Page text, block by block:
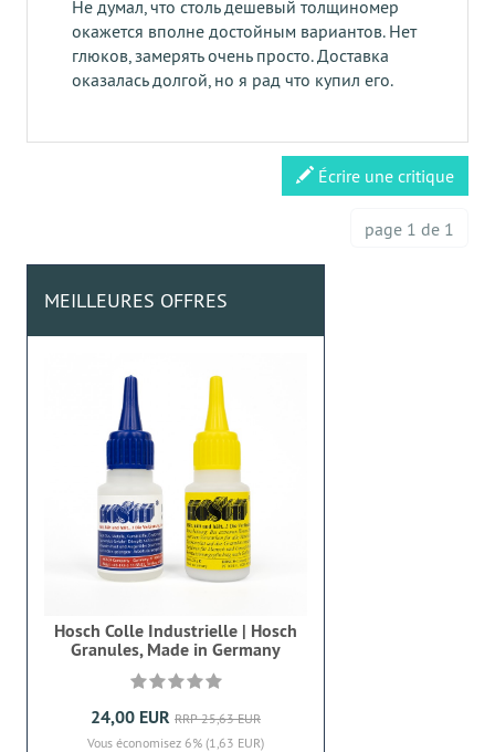
Не думал, что столь дешевый толщиномер
окажется вполне достойным вариантов. Нет
глюков, замерять очень просто. Доставка
оказалась долгой, но я рад что купил его.
Écrire une critique
page 1 de 1
MEILLEURES OFFRES
Hosch Colle Industrielle | Hosch
Granules, Made in Germany
24,00 EUR RRP 25,63 EUR
Vous économisez 6% (1,63 EUR)